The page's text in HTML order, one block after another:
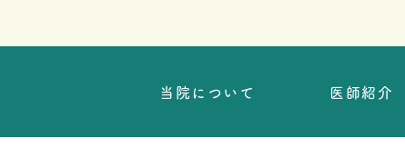
当院について 医師紹介